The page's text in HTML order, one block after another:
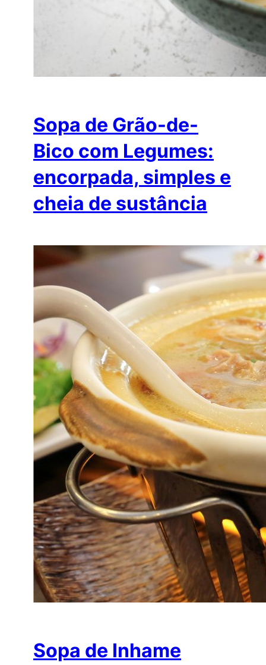
Sopa de Grão-de-
Bico com Legumes:
encorpada, simples e
cheia de sustância
Sopa de Inhame